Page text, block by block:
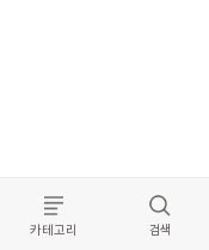
카테고리 검색